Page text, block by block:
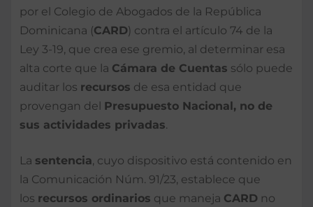
por el Colegio de Abogados de la República
Dominicana (CARD) contra el artículo 74 de la
Ley 3-19, que crea ese gremio, al determinar esa
alta corte que la Cámara de Cuentas sólo puede
auditar los recursos de esa entidad que
provengan del Presupuesto Nacional, no de
sus actividades privadas
La sentencia , cuyo dispositivo está contenido en
la Comunicación Núm. 91/23, establece que
los recursos ordinarios que maneja CARD no